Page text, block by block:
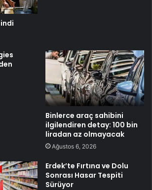
Binlerce araç sahibini
ilgilendiren detay: 100 bin
liradan az olmayacak
Ağustos 6, 2026
Erdek’te Fırtına ve Dolu
Sonrası Hasar Tespiti
Sürüyor